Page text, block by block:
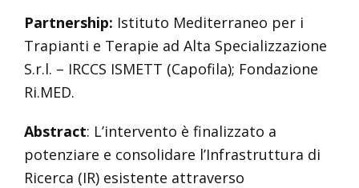
Partnership: Istituto Mediterraneo per i
Trapianti e Terapie ad Alta Specializzazione
S.r.l. – IRCCS ISMETT (Capofila); Fondazione
Ri.MED.
Abstract: L’intervento è finalizzato a
potenziare e consolidare l’Infrastruttura di
Ricerca (IR) esistente attraverso